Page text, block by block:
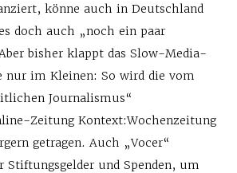
könne auch in Deutschland
doch auch „noch ein paar
bisher klappt das Slow-Media-
nur im Kleinen: So wird die vom
Journalismus“
Zeitung Kontext:Wochenzeitung
getragen. Auch „Vocer“
und Spenden, um